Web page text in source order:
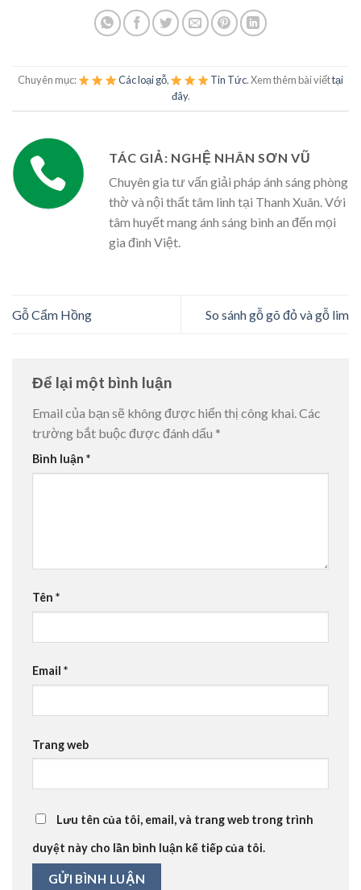
Chuyên mục: Các loại gỗ, Tin Tức. Xem thêm bài viếttại
đây.
TÁC GIẢ: NGHỆ NHÂN SƠN VŨ
Chuyên gia tư vấn giải pháp ánh sáng phòng
thờ và nội thất tâm linh tại Thanh Xuân. Với
tâm huyết mang ánh sáng bình an đến mọi
gia đình Việt.
Gỗ Cẩm Hồng So sánh gỗ gõ đỏ và gỗ lim
Để lại một bình luận
Email của bạn sẽ không được hiển thị công khai.Các
trường bắt buộc được đánh dấu *
Bình luận *
Tên *
Email *
Trang web
Lưu tên của tôi, email, và trang web trong trình
duyệt này cho lần bình luận kế tiếp của tôi.